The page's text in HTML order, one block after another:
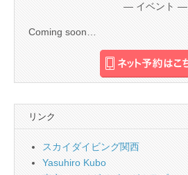
— イベント —
Coming soon…
リンク
スカイダイビング関西
Yasuhiro Kubo